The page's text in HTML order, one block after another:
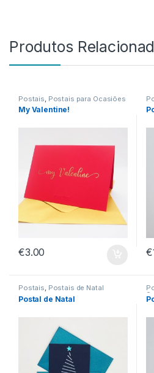
Produtos
Postais Postais para Ocasiões
Especiais
My Valentine!
€3.00 €
Postais, Postais de Natal
Postal de Natal